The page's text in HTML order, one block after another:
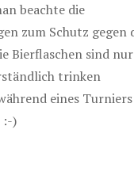
beachte die
zum Schutz gegen
Bierflaschen sind nur
trinken
eines Turniers
:-)